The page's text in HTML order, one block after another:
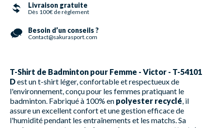
Livraison gratuite
Dès 100€ de règlement
Besoin d’un conseils ?
Contact@sakurasport.com
T-Shirt de Badminton pour Femme - Victor - T-54101
Dest un t-shirt léger, confortable et respectueux de
l'environnement, conçu pour les femmes pratiquant le
badminton. Fabriqué à 100% en polyester recyclé , il
assure un excellent confort et une gestion efficace de
l'humidité pendant les entraînements et les matchs. Sa